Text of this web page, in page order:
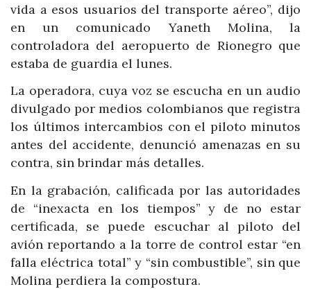
vida a esos usuarios del transporte aéreo”, dijo
en un comunicado Yaneth Molina, la
controladora del aeropuerto de Rionegro que
estaba de guardia el lunes.
La operadora, cuya voz se escucha en un audio
divulgado por medios colombianos que registra
los últimos intercambios con el piloto minutos
antes del accidente, denunció amenazas en su
contra, sin brindar más detalles.
En la grabación, calificada por las autoridades
de “inexacta en los tiempos” y de no estar
certificada, se puede escuchar al piloto del
avión reportando a la torre de control estar “en
falla eléctrica total” y “sin combustible”, sin que
Molina perdiera la compostura.